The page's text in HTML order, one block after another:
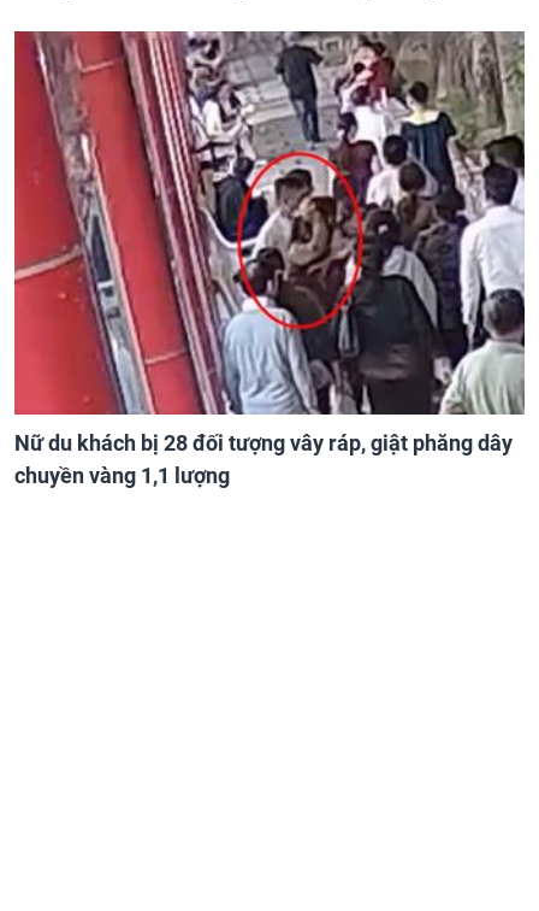
Nữ du khách bị 28 đối tượng vây ráp, giật phăng dây
chuyền vàng 1,1 lượng